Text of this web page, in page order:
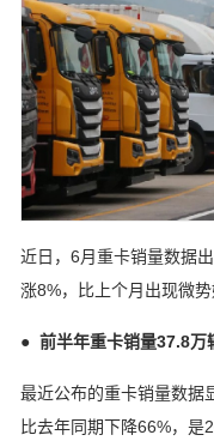
近日，6月重卡销量数据
涨8%，比上个月出现微势
● 前半年重卡销量37.8万
最近公布的重卡销量数据
比去年同期下降66%，